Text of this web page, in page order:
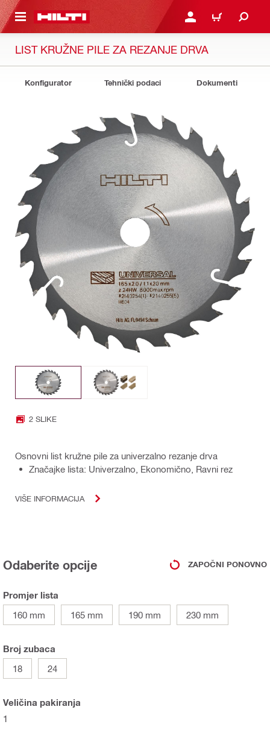
GLAVNI SADRŽAJ PRIJAVI SE ILI SE
KOŠARICA
LIST KRUŽNE PILE ZA REZANJE DRVA
Konfigurator Tehnički podaci Dokumenti
2 SLIKE
Osnovni list kružne pile za univerzalno rezanje drva
Značajke lista: Univerzalno, Ekonomično, Ravni rez
VIŠE INFORMACIJA
Odaberite opcije ZAPOČNI PONOVNO
Promjer lista
160 mm
165 mm 190 mm 230 mm
Broj zubaca
18
24
Veličina pakiranja
1